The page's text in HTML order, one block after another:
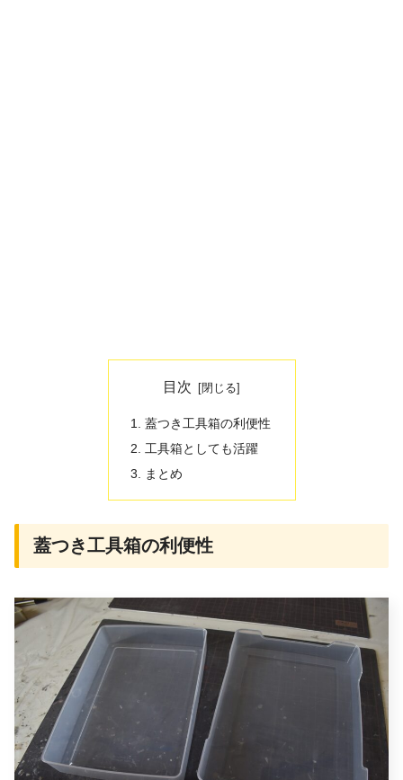
目次
蓋つき工具箱の利便性
工具箱としても活躍
まとめ
蓋つき工具箱の利便性